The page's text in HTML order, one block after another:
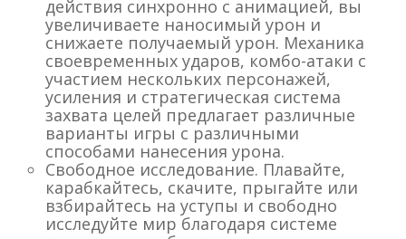
действия синхронно с анимацией, вы
увеличиваете наносимый урон и
снижаете получаемый урон. Механика
своевременных ударов, комбо-атаки с
участием нескольких персонажей,
усиления и стратегическая система
захвата целей предлагает различные
варианты игры с различными
способами нанесения урона.
Свободное исследование. Плавайте,
карабкайтесь, скачите, прыгайте или
взбирайтесь на уступы и свободно
исследуйте мир благодаря системе